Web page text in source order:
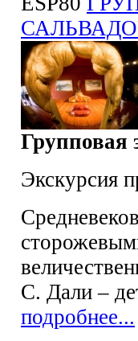
Групповая
Экскурсия
С. Дали –
подробнее...